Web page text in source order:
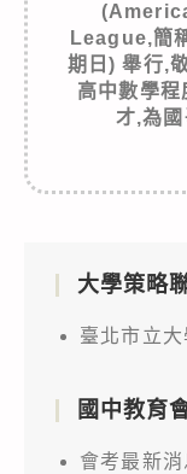
League,簡
期日) 舉行,
高中數學程
才,為
大學策略
臺北市立大
國中教育
會考最新消